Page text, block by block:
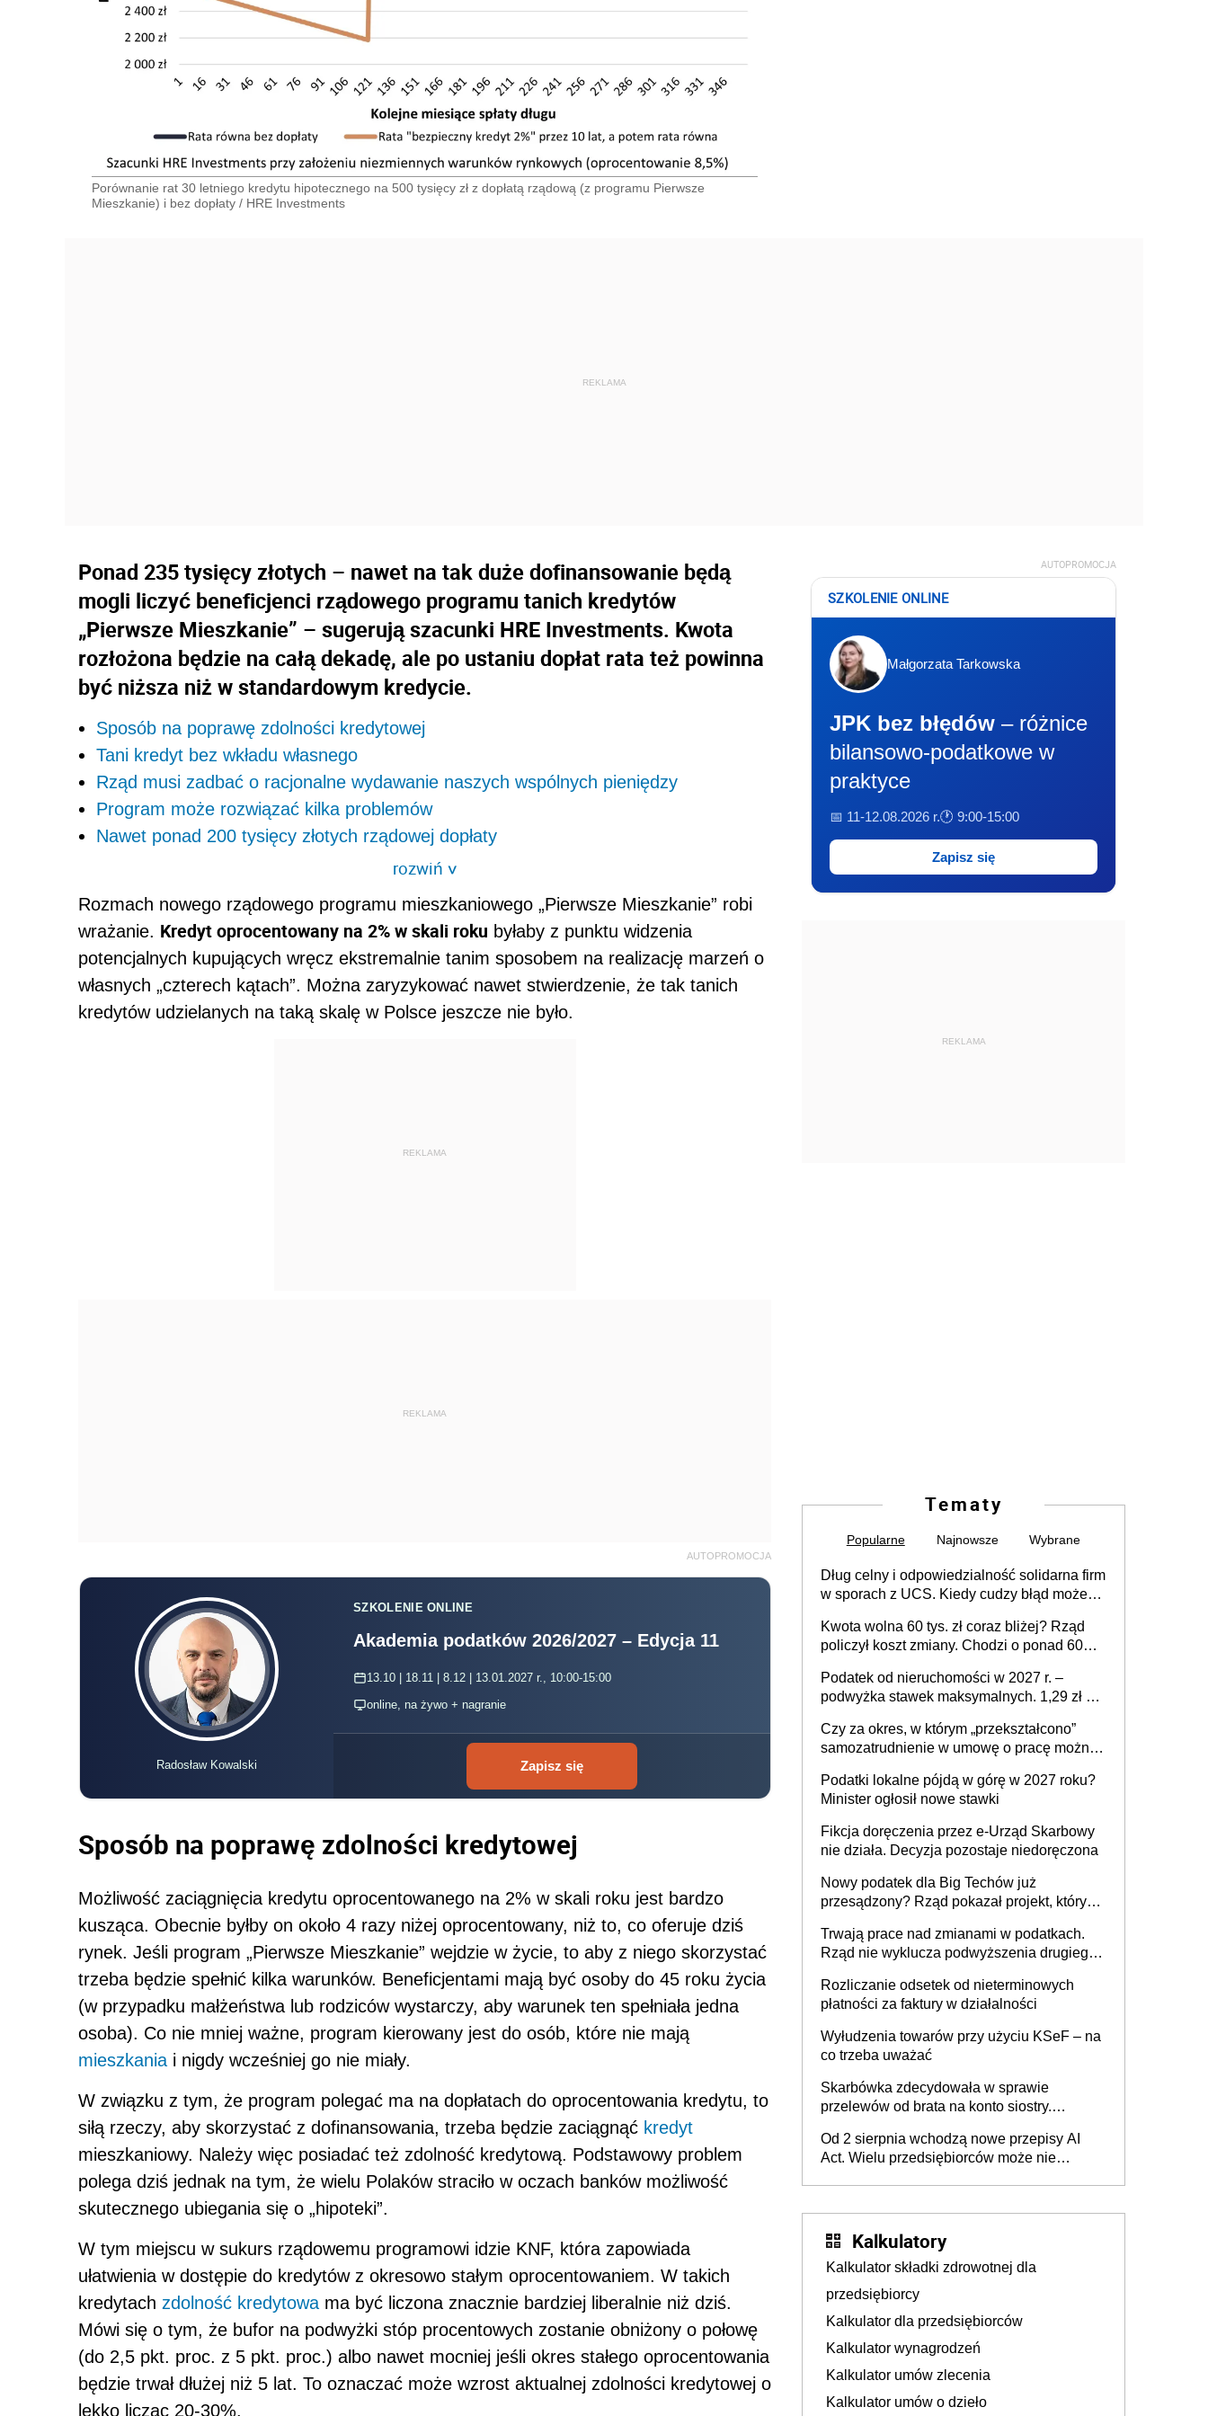
Porównanie rat 30 letniego kredytu hipotecznego na 500 tysięcy zł z dopłatą rządową (z programu Pierwsze
Mieszkanie) i bez dopłaty / HRE Investments
Ponad 235 tysięcy złotych – nawet na tak duże dofinansowanie będą
mogli liczyć beneficjenci rządowego programu tanich kredytów
„Pierwsze Mieszkanie” – sugerują szacunki HRE Investments. Kwota
rozłożona będzie na całą dekadę, ale po ustaniu dopłat rata też powinna
być niższa niż w standardowym kredycie.
Sposób na poprawę zdolności kredytowej
Tani kredyt bez wkładu własnego
Rząd musi zadbać o racjonalne wydawanie naszych wspólnych pieniędzy
Program może rozwiązać kilka problemów
Nawet ponad 200 tysięcy złotych rządowej dopłaty
rozwiń>
Rozmach nowego rządowego programu mieszkaniowego „Pierwsze Mieszkanie” robi
wrażanie. Kredyt oprocentowany na 2% w skali roku byłaby z punktu widzenia
potencjalnych kupujących wręcz ekstremalnie tanim sposobem na realizację marzeń o
własnych „czterech kątach”. Można zaryzykować nawet stwierdzenie, że tak tanich
kredytów udzielanych na taką skalę w Polsce jeszcze nie było.
REKLAMA
REKLAMA
AUTOPROMOCJA
Radosław Kowalski
SZKOLENIE ONLINE
Akademia podatków 2026/2027 – Edycja 11
13.10 | 18.11 | 8.12 | 13.01.2027 r., 10:00-15:00
online, na żywo + nagranie
Zapisz się
Sposób na poprawę zdolności kredytowej
Możliwość zaciągnięcia kredytu oprocentowanego na 2% w skali roku jest bardzo
kusząca. Obecnie byłby on około 4 razy niżej oprocentowany, niż to, co oferuje dziś
rynek. Jeśli program „Pierwsze Mieszkanie” wejdzie w życie, to aby z niego skorzystać
trzeba będzie spełnić kilka warunków. Beneficjentami mają być osoby do 45 roku życia
(w przypadku małżeństwa lub rodziców wystarczy, aby warunek ten spełniała jedna
osoba). Co nie mniej ważne, program kierowany jest do osób, które nie mają
mieszkania i nigdy wcześniej go nie miały.
W związku z tym, że program polegać ma na dopłatach do oprocentowania kredytu, to
siłą rzeczy, aby skorzystać z dofinansowania, trzeba będzie zaciągnąć kredyt
mieszkaniowy. Należy więc posiadać też zdolność kredytową. Podstawowy problem
polega dziś jednak na tym, że wielu Polaków straciło w oczach banków możliwość
skutecznego ubiegania się o „hipoteki”.
W tym miejscu w sukurs rządowemu programowi idzie KNF, która zapowiada
ułatwienia w dostępie do kredytów z okresowo stałym oprocentowaniem. W takich
kredytach zdolność kredytowa ma być liczona znacznie bardziej liberalnie niż dziś.
Mówi się o tym, że bufor na podwyżki stóp procentowych zostanie obniżony o połowę
(do 2,5 pkt. proc. z 5 pkt. proc.) albo nawet mocniej jeśli okres stałego oprocentowania
będzie trwał dłużej niż 5 lat. To oznaczać może wzrost aktualnej zdolności kredytowej o
lekko licząc 20-30%.
AUTOPROMOCJA
SZKOLENIE ONLINE
Małgorzata Tarkowska
JPK bez błędów – różnice
bilansowo-podatkowe w
praktyce
📅 11-12.08.2026 r.🕐 9:00-15:00
Zapisz się
REKLAMA
Tematy
Popularne Najnowsze Wybrane
Dług celny i odpowiedzialność solidarna firm
w sporach z UCS. Kiedy cudzy błąd może
Kwota wolna 60 tys. zł coraz bliżej? Rząd
policzył koszt zmiany. Chodzi o ponad 60
Podatek od nieruchomości w 2027 r. –
podwyżka stawek maksymalnych. 1,29 zł za
budynków i lokali związanych z
prowadzeniem działalności gospodarczej
Czy za okres, w którym „przekształcono”
samozatrudnienie w umowę o pracę można
umowy cywilnoprawnej jedynym
racjonalnym wyjściem
Podatki lokalne pójdą w górę w 2027 roku?
Minister ogłosił nowe stawki
Fikcja doręczenia przez e-Urząd Skarbowy
nie działa. Decyzja pozostaje niedoręczona
Nowy podatek dla Big Techów już
przesądzony? Rząd pokazał projekt, który
Trwają prace nad zmianami w podatkach.
Rząd nie wyklucza podwyższenia drugiego
Rozliczanie odsetek od nieterminowych
płatności za faktury w działalności
Wyłudzenia towarów przy użyciu KSeF – na
co trzeba uważać
Skarbówka zdecydowała w sprawie
przelewów od brata na konto siostry.
darowizna, ale podatku jednak nie będzie
Od 2 sierpnia wchodzą nowe przepisy AI
Act. Wielu przedsiębiorców może nie
Kalkulatory
Kalkulator składki zdrowotnej dla
przedsiębiorcy
Kalkulator dla przedsiębiorców
Kalkulator wynagrodzeń
Kalkulator umów zlecenia
Kalkulator umów o dzieło